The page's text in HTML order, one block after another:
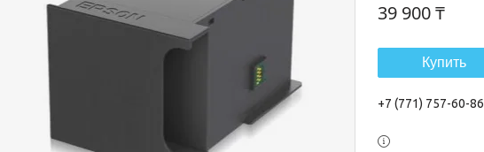
39 900 ₸
Купить
+7 (771) 757-60-86